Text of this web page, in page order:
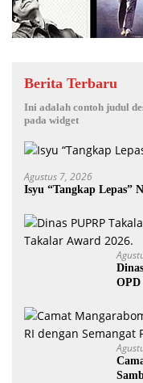
Berita Terbaru
Ini adalah contoh judul
pada widget
Agustus 7, 2026
Isyu “Tangkap Lepas”
OPD